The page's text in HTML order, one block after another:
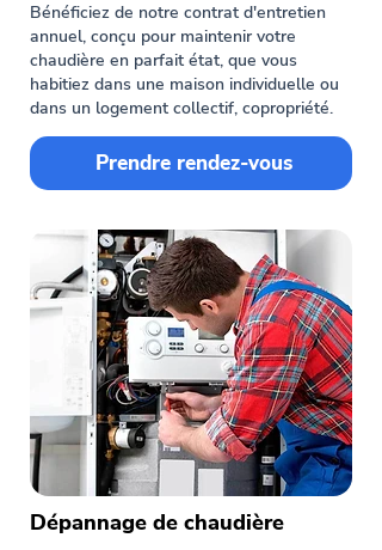
Bénéficiez de notre contrat d'entretien
annuel, conçu pour maintenir votre
chaudière en parfait état, que vous
habitiez dans une maison individuelle ou
dans un logement collectif, copropriété.
Prendre rendez-vous
Dépannage de chaudière